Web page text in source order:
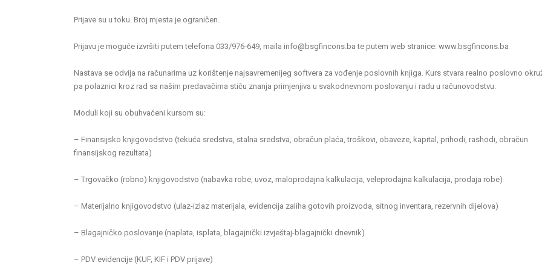
Prijave su u toku. Broj mjesta je ograničen.
Prijavu je moguće izvršiti putem telefona 033/976-649, maila info@bsgfincons.ba te putem web stranice: www.bsgfincons.ba
Nastava se odvija na računarima uz korištenje najsavremenijeg softvera za vođenje poslovnih knjiga. Kurs stvara realno poslovno
pa polaznici kroz rad sa našim predavačima stiču znanja primjenjiva u svakodnevnom poslovanju i radu u računovodstvu.
Moduli koji su obuhvaćeni kursom su:
– Finansijsko knjigovodstvo (tekuća sredstva, stalna sredstva, obračun plaća, troškovi, obaveze, kapital, prihodi, rashodi, obračun
finansijskog rezultata)
– Trgovačko (robno) knjigovodstvo (nabavka robe, uvoz, maloprodajna kalkulacija, veleprodajna kalkulacija, prodaja robe)
– Materijalno knjigovodstvo (ulaz-izlaz materijala, evidencija zaliha gotovih proizvoda, sitnog inventara, rezervnih dijelova)
– Blagajničko poslovanje (naplata, isplata, blagajnički izvještaj-blagajnički dnevnik)
– PDV evidencije (KUF, KIF i PDV prijave)